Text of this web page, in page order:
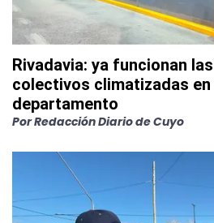
Rivadavia: ya funcionan
colectivos climatizadas
departamento
PorRedacción Diario de Cuyo